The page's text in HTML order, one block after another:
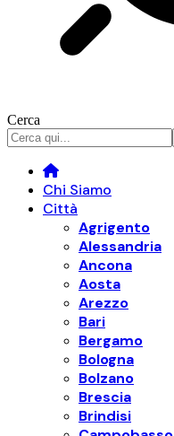
Cerca
Chi Siamo
Città
Agrigento
Alessandria
Ancona
Aosta
Arezzo
Bari
Bergamo
Bologna
Bolzano
Brescia
Brindisi